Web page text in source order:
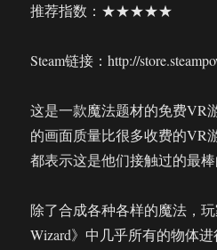
推荐指数：★★★★★
Steam链接：http://
这是一款魔法题材的免费VR
的画面质量比很多收费的VR
都表示这是他们接触过的最棒
除了合成各种各样的魔法，
Wizard》中几乎所有的物体